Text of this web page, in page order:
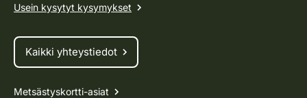
Usein kysytyt kysymykset
Kaikki yhteystiedot
Metsästyskortti-asiat